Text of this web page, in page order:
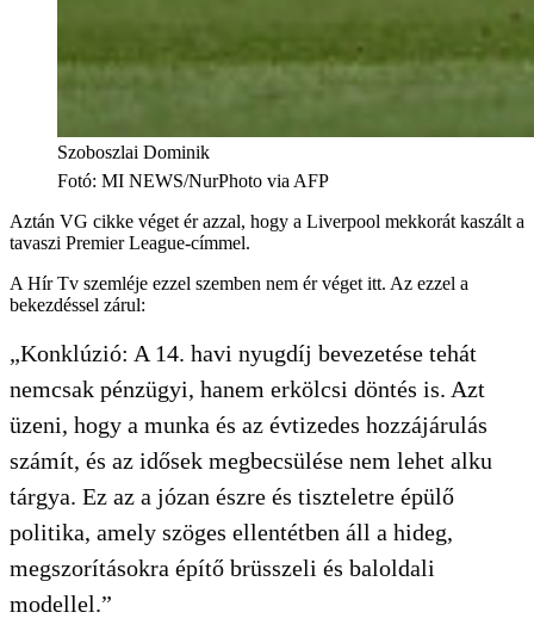
Szoboszlai Dominik
Fotó: MI NEWS/NurPhoto via AFP
Aztán VG cikke véget ér azzal, hogy a Liverpool mekkorát kaszált a
tavaszi Premier League-címmel.
A Hír Tv szemléje ezzel szemben nem ér véget itt. Az ezzel a
bekezdéssel zárul:
„Konklúzió: A 14. havi nyugdíj bevezetése tehát
nemcsak pénzügyi, hanem erkölcsi döntés is. Azt
üzeni, hogy a munka és az évtizedes hozzájárulás
számít, és az idősek megbecsülése nem lehet alku
tárgya. Ez az a józan észre és tiszteletre épülő
politika, amely szöges ellentétben áll a hideg,
megszorításokra építő brüsszeli és baloldali
modellel.”